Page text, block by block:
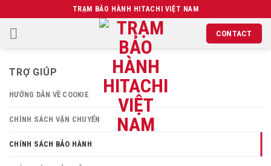
đến
dung
TRẠM BẢO HÀNH HITACHI VIỆT NAM
CONTACT
TRỢ GIÚP
HƯỚNG DẪN VỀ COOKIE
CHÍNH SÁCH VẬN CHUYỂN
CHÍNH SÁCH BẢO HÀNH